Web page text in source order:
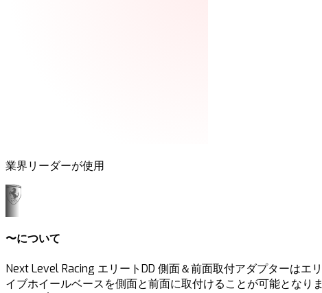
業界リーダーが使用
〜について
Next Level Racing エリートDD 側面＆前面取付アダプターは
イブホイールベースを側面と前面に取付けることが可能とな